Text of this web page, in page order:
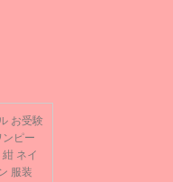
お受験
ンピー
ネイ
服装